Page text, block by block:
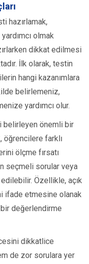
hazırlamak,
olmak
dikkat edilmesi
İlk olarak, testin
hangi kazanımlara
belirlemeniz,
yardımcı olur.
belirleyen önemli bir
öğrencilere farklı
ölçme fırsatı
seçmeli sorular veya
Özellikle, açık
ifade etmesine olanak
bir değerlendirme
dikkatlice
de zor sorulara yer